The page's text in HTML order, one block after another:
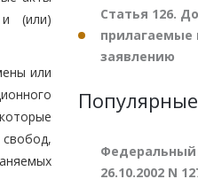
(или)
или
Статья 126.
прилагаемые
заявлению
Федеральный
26.10.2002 N